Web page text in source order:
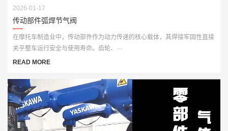
2026-01-17
传动部件弧焊节气阀
在摩托车制造业中，传动部件作为动力传递的核心载体，其焊接牢固性直接
关乎整车运行安全与使用寿命。齿轮、···
READ MORE